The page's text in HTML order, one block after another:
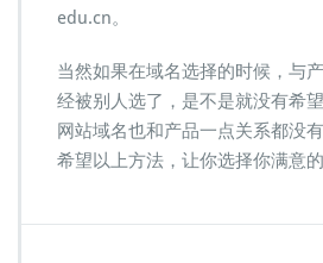
edu.cn。
当然如果在域名选择的时候，与
经被别人选了，是不是就没有希
网站域名也和产品一点关系都没
希望以上方法，让你选择你满意的